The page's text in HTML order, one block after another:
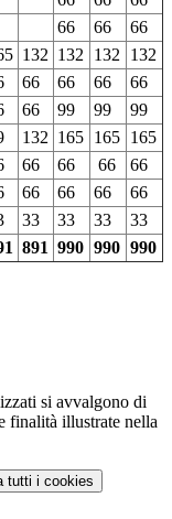
66 66
66
132 132 132
132
66 66 66
66
66 99 99
99
132 165 165 165
66 66 66
66
66 66 66
66
33 33 33
33
891 990 990 990
si avvalgono di
finalità illustrate nella
tutti i cookies